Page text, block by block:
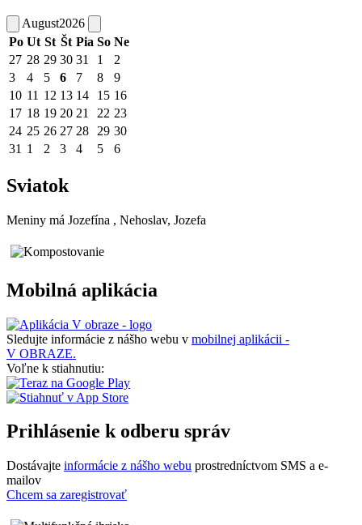
August2026
Po Ut St Št Pia So Ne
27 28 29 30 31 1
2
3
4 5 6 7 8
9
10 11 12 13 14 15 16
17 18 19 20 21 22 23
24 25 26 27 28 29 30
31 1 2 3 4 5 6
Sviatok
Meniny má Jozefína , Nehoslav, Jozefa
Mobilná aplikácia
Sledujte informácie z nášho webu v mobilnej aplikácii -
V OBRAZE.
Voľne k stiahnutiu:
Prihlásenie k odberu správ
Dostávajte informácie z nášho webu prostredníctvom SMS a e-
mailov
Chcem sa zaregistrovať